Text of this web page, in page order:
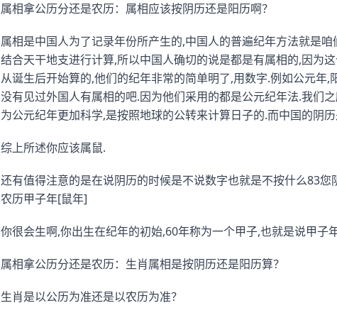
属相拿公历分还是农历：属相应该按阴历还是阳历啊？
属相是中国人为了记录年份所产生的,中国人的普遍纪年方法就是
结合天干地支进行计算,所以中国人确切的说是都是有属相的,因为
从诞生后开始算的,他们的纪年非常的简单明了,用数字.例如公元年
没有见过外国人有属相的吧.因为他们采用的都是公元纪年法.我们
为公元纪年更加科学,是按照地球的公转来计算日子的.而中国的阴
综上所述你应该属鼠.
还有值得注意的是在说阴历的时候是不说数字也就是不按什么83
农历甲子年[鼠年]
你很会生啊,你出生在纪年的初始,60年称为一个甲子,也就是说甲子
属相拿公历分还是农历：生肖属相是按阴历还是阳历算？
生肖是以公历为准还是以农历为准？